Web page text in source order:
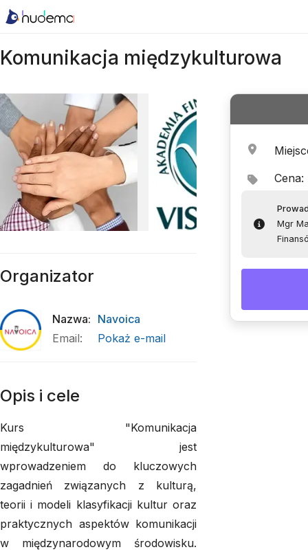
Komunikacja międzykulturowa
Cena:
Mgr
Organizator
Nazwa: Navoica
Email: Pokaż e-mail
Opis i cele
Kurs "Komunikacja
międzykulturowa" jest
wprowadzeniem do kluczowych
zagadnień związanych z kulturą,
teorii i modeli klasyfikacji kultur oraz
praktycznych aspektów komunikacji
w międzynarodowym środowisku.